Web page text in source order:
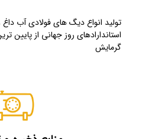
تولید انواع دیگ های فولادی آب
استاندارادهای روز جهانی از
گرمایش